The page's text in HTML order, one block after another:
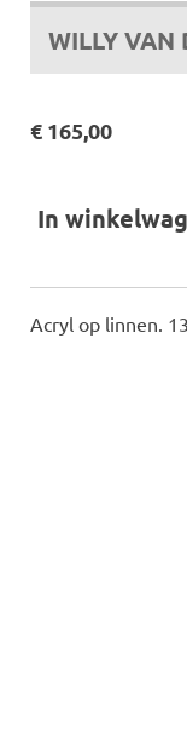
WILLY VAN
€ 165,00
In
Acryl op linnen.